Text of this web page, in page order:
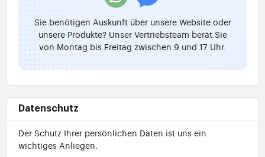
Sie benötigen Auskunft über unsere Website oder
unsere Produkte? Unser Vertriebsteam berät Sie
von Montag bis Freitag zwischen 9 und 17 Uhr.
Datenschutz
Der Schutz Ihrer persönlichen Daten ist uns ein
wichtiges Anliegen.